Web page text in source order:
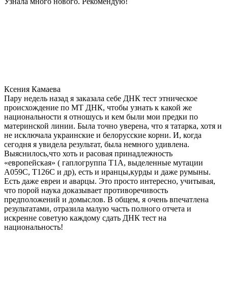
Ксения Камаева
Пару недель назад я заказала себе ДНК тест этническое
происхождение по МТ ДНК, чтобы узнать к какой же
национальности я отношусь и кем были мои предки по
материнской линии. Была точно уверена, что я татарка, хотя и
не исключала украинские и белорусские корни. И, когда
сегодня я увидела результат, была немного удивлена.
Выяснилось,что хоть и расовая принадлежность
«европейская» ( гаплогруппа T1A, выделенные мутации
A059C, T126C и др), есть и иранцы,курды и даже румыны.
Есть даже евреи и аварцы. Это просто интересно, учитывая,
что порой наука доказывает противоречивость
предположений и домыслов. В общем, я очень впечатлена
результатами, отразила малую часть полного отчета и
искренне советую каждому сдать ДНК тест на
национальность!